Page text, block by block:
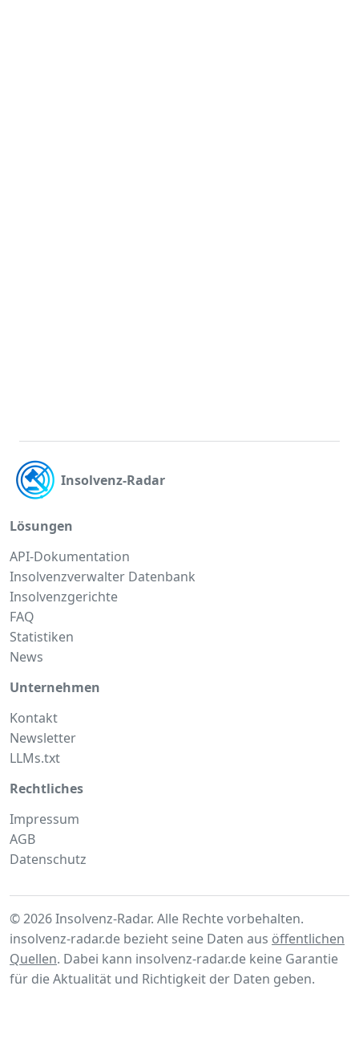
Insolvenz-Radar
Lösungen
API-Dokumentation
Insolvenzverwalter Datenbank
Insolvenzgerichte
FAQ
Statistiken
News
Unternehmen
Kontakt
Newsletter
LLMs.txt
Rechtliches
Impressum
AGB
Datenschutz
© 2026 Insolvenz-Radar. Alle Rechte vorbehalten.
insolvenz-radar.de bezieht seine Daten aus öffentlichen
Quellen. Dabei kann insolvenz-radar.de keine Garantie
für die Aktualität und Richtigkeit der Daten geben.